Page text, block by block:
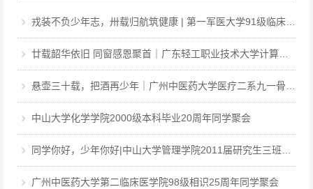
戎装不负少年志，卅载归航筑健康 | 第一军医大学91级临床·中医·医工本科毕业三十周年聚会
廿载韶华依旧 同窗感恩聚首｜广东轻工职业技术大学计算机软件031班毕业二十周年聚会
悬壶三十载，把酒再少年｜广州中医药大学医疗二系九一骨伤毕业三十周年聚会
中山大学化学学院2000级本科毕业20周年同学聚会
同学你好，少年你好|中山大学管理学院2011届研究生三班毕业12周年同学聚会
广州中医药大学第二临床医学院98级相识25周年同学聚会